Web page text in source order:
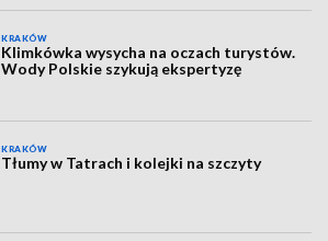
KRAKÓW
Klimkówka wysycha na oczach turystów.
Wody Polskie szykują ekspertyzę
KRAKÓW
Tłumy w Tatrach i kolejki na szczyty